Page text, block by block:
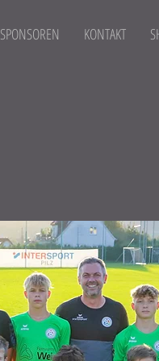
SPONSOREN KONTAKT